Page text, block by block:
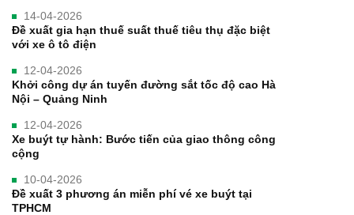
14-04-2026
Đề xuất gia hạn thuế suất thuế tiêu thụ đặc biệt
với xe ô tô điện
12-04-2026
Khởi công dự án tuyến đường sắt tốc độ cao Hà
Nội – Quảng Ninh
12-04-2026
Xe buýt tự hành: Bước tiến của giao thông công
cộng
10-04-2026
Đề xuất 3 phương án miễn phí vé xe buýt tại
TPHCM